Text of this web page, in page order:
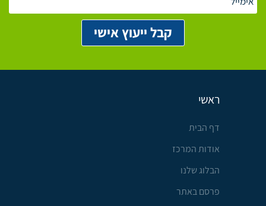
ראשי
דף הבית
אודות המרכז
הבלוג שלנו
פרסם באתר